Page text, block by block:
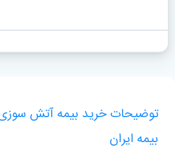
توضیحات خرید بیمه آتش
بیمه ایران